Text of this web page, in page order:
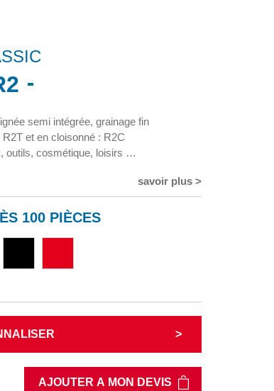
semi intégrée, grainage fin
et en cloisonné : R2C
outils, cosmétique, loisirs …
savoir plus >
100 PIÈCES
AJOUTER A MON DEVIS